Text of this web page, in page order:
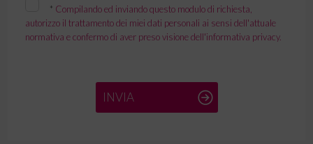
* Compilando ed inviando questo modulo di richiesta,
autorizzo il trattamento dei miei dati personali ai sensi dell'attuale
normativa e confermo di aver preso visione dell'informativa privacy.
INVIA